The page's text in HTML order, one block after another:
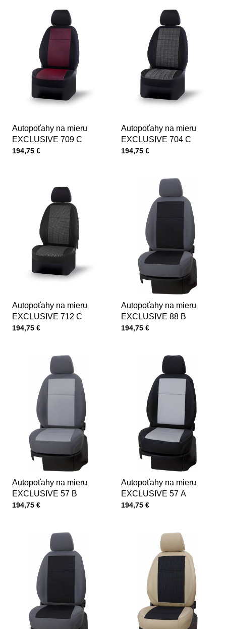
Autopoťahy na mieru
EXCLUSIVE 709 C
Cena s DPH
194,75 €
Autopoťahy na mieru
EXCLUSIVE 704 C
Cena s DPH
194,75 €
Autopoťahy na mieru
EXCLUSIVE 712 C
Cena s DPH
194,75 €
Autopoťahy na mieru
EXCLUSIVE 88 B
Cena s DPH
194,75 €
Autopoťahy na mieru
EXCLUSIVE 57 B
Cena s DPH
194,75 €
Autopoťahy na mieru
EXCLUSIVE 57 A
Cena s DPH
194,75 €